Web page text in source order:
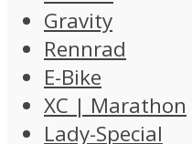
Gravity
Rennrad
E-Bike
XC | Marathon
Lady-Special